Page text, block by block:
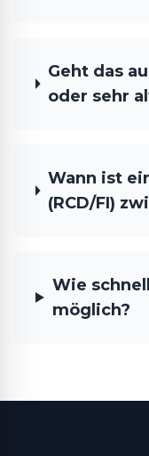
Geht das
oder sehr
Wann ist
(RCD/FI)
Wie
möglich?